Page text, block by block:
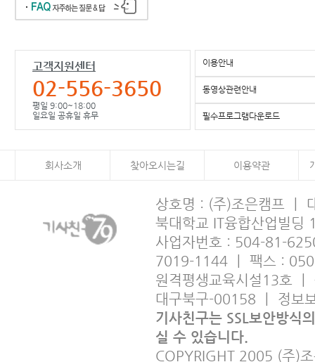
고객지원센터
02-556-3650
평일 9:00~18:00
일요일 공휴일 휴무
이용안내
동영상관련안내
필수프로그램다운로드
회사소개 찾아오시는길 이용약관
상호명 : (주)조은캠프 ㅣ
북대학교 IT융합산업빌딩
사업자번호 : 504-81-
7019-1144 ㅣ 팩스 :
원격평생교육시설13호
대구북구-00158 ㅣ 정보
기사친구는 SSL보안방식
실 수 있습니다.
COPYRIGHT 2005 (주)